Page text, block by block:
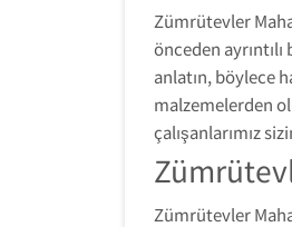
Zümrütevler
önceden
anlatın, böylece
malzemelerden
çalışanlarımız
Zümrütevler